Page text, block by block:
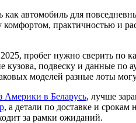
как автомобиль для
практичностью и
пробег нужно сверить по
кузова, подвеску и данные по
моделей разные лоты
Америки в Беларусь, лучше
, а детали по доставке и
за рамки ожиданий.